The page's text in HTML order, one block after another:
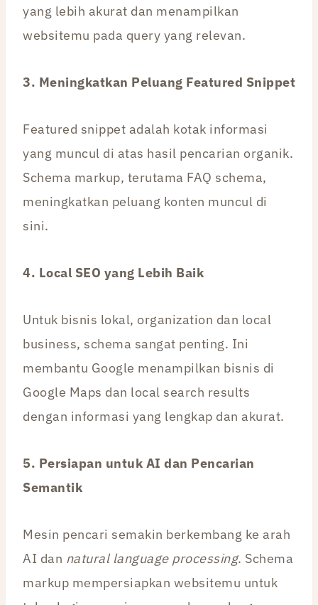
yang lebih akurat dan menampilkan
websitemu pada query yang relevan.
3. Meningkatkan Peluang Featured Snippet
Featured snippet adalah kotak informasi
yang muncul di atas hasil pencarian organik.
Schema markup, terutama FAQ schema,
meningkatkan peluang konten muncul di
sini.
4. Local SEO yang Lebih Baik
Untuk bisnis lokal, organization dan local
business, schema sangat penting. Ini
membantu Google menampilkan bisnis di
Google Maps dan local search results
dengan informasi yang lengkap dan akurat.
5. Persiapan untuk AI dan Pencarian
Semantik
Mesin pencari semakin berkembang ke arah
AI dan natural language processing. Schema
markup mempersiapkan websitemu untuk